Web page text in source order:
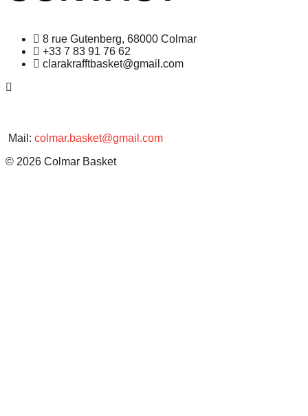
8 rue Gutenberg, 68000 Colmar
+33 7 83 91 76 62
clarakrafftbasket@gmail.com
Mail: colmar.basket@gmail.com
© 2026 Colmar Basket